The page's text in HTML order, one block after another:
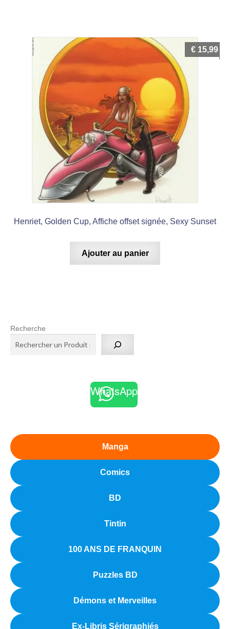
Henriet, Golden Cup, Affiche offset signée, Sexy Sunset
€ 15,99
Ajouter au panier
Recherche
WhatsApp
Manga
Comics
BD
Tintin
100 ANS DE FRANQUIN
Puzzles BD
Démons et Merveilles
Ex-Libris Sérigraphiés